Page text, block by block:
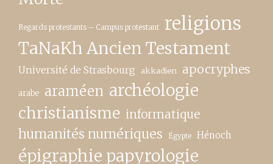
Regards protestants – Campus protestant religions
TaNaKh Ancien Testament
Université de Strasbourg akkadien apocryphes
arabe araméen archéologie
christianisme informatique
humanités numériques Égypte Hénoch
épigraphie papyrologie